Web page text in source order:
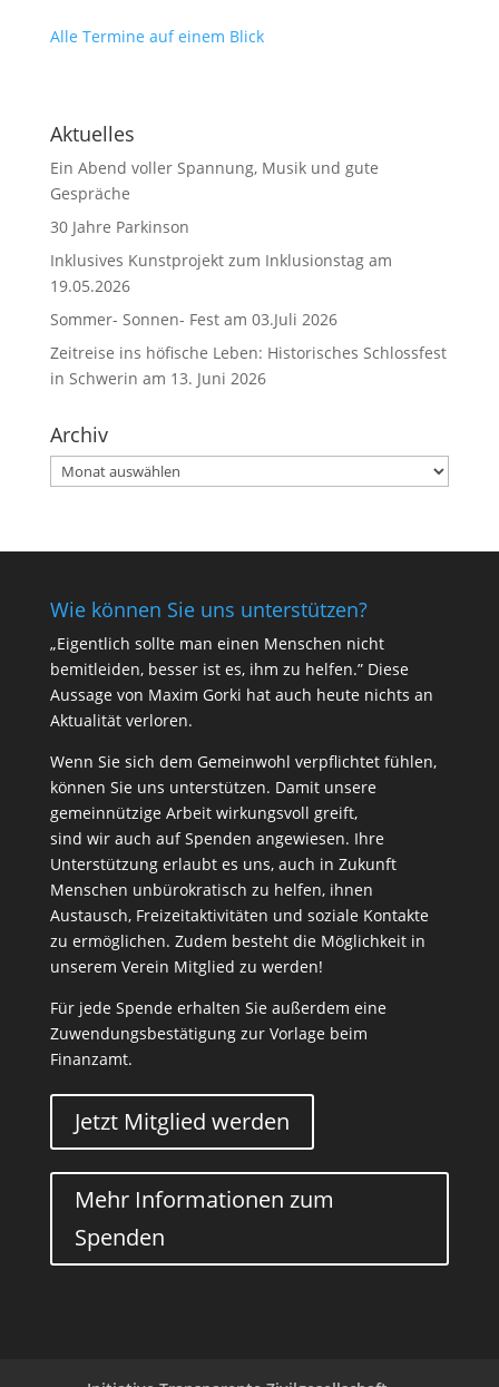
Alle Termine auf einem Blick
Aktuelles
Ein Abend voller Spannung, Musik und gute
Gespräche
30 Jahre Parkinson
Inklusives Kunstprojekt zum Inklusionstag am
19.05.2026
Sommer- Sonnen- Fest am 03.Juli 2026
Zeitreise ins höfische Leben: Historisches Schlossfest
in Schwerin am 13. Juni 2026
Archiv
Archiv
Wie können Sie uns unterstützen?
„Eigentlich sollte man einen Menschen nicht
bemitleiden, besser ist es, ihm zu helfen.” Diese
Aussage von Maxim Gorki hat auch heute nichts an
Aktualität verloren.
Wenn Sie sich dem Gemeinwohl verpflichtet fühlen,
können Sie uns unterstützen. Damit unsere
gemeinnützige Arbeit wirkungsvoll greift,
sind wir auch auf Spenden angewiesen. Ihre
Unterstützung erlaubt es uns, auch in Zukunft
Menschen unbürokratisch zu helfen, ihnen
Austausch, Freizeitaktivitäten und soziale Kontakte
zu ermöglichen. Zudem besteht die Möglichkeit in
unserem Verein Mitglied zu werden!
Für jede Spende erhalten Sie außerdem eine
Zuwendungsbestätigung zur Vorlage beim
Finanzamt.
Jetzt Mitglied werden
Mehr Informationen zum
Spenden